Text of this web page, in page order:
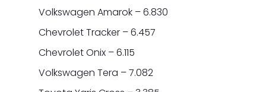
Volkswagen Amarok – 6.830
Chevrolet Tracker – 6.457
Chevrolet Onix – 6.115
Volkswagen Tera – 7.082